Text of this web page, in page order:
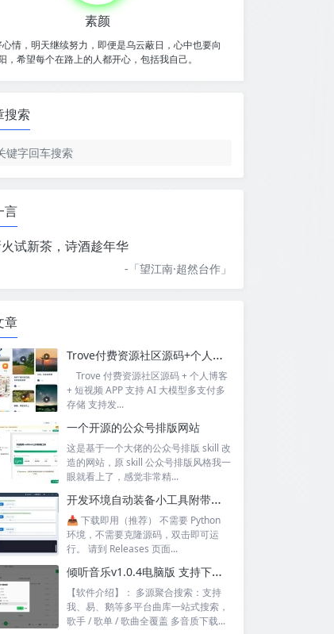
素颜
情，明天继续努力，即便是乌云蔽日，心中也要向
，希望每个在路上的人都开心，包括我自己。
搜索
言
试新茶，诗酒趁年华
-「望江南·超然台作 」
章
Trove付费资源社区源码+个人博客+短视频 APP 支持AI大模型多支付多存储
Trove 付费资源社区源码 + 个人博客
+ 短视频 APP 支持 AI 大模型多支付多
存储 支持发...
一个开源的公众号排版网站
这是基于一个大佬的公众号排版 skill 改
造的网站，原 skill 公众号排版风格我一
眼就看上了，感觉非常精...
开发环境自动装备小工具附带源码
📥 下载即用（推荐） 不需要 Python
环境，不需要克隆源码，双击即可运
行。 请到 Releases 页面...
倾听音乐v1.0.4电脑版 支持下载无损音质 可听可下有歌词
【软件介绍】： 多源聚合搜索：支持
我、易、鹅等多平台曲库一站式搜索，
歌手 / 歌单 / 歌曲全覆盖 多音质下载...